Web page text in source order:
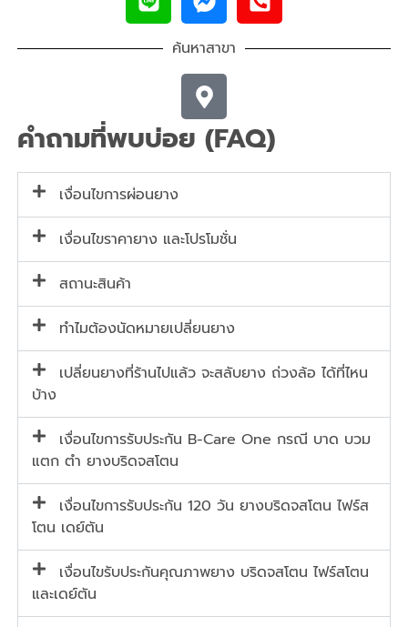
ค้นหาสาขา
คำถามที่พบบ่อย (FAQ)
เงื่อนไขการผ่อนยาง
เงื่อนไขราคายาง และโปรโมชั่น
สถานะสินค้า
ทำไมต้องนัดหมายเปลี่ยนยาง
เปลี่ยนยางที่ร้านไปแล้ว จะสลับยาง ถ่วงล้อ ได้ที่ไหน
บ้าง
เงื่อนไขการรับประกัน B-Care One กรณี บาด บวม
แตก ตำ ยางบริดจสโตน
เงื่อนไขการรับประกัน 120 วัน ยางบริดจสโตน ไฟร์ส
โตน เดย์ตัน
เงื่อนไขรับประกันคุณภาพยาง บริดจสโตน ไฟร์สโตน
และเดย์ตัน